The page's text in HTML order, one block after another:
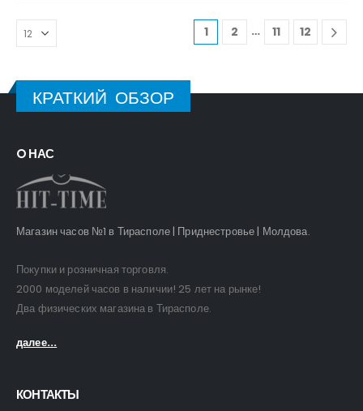
1 2 … 11 12
КРАТКИЙ ОБЗОР
O НАС
Магазин часов №1 в Тирасполе | Приднестровье | Молдова.
Покупки и розничная торговля.
2000 моделей часов в наличии! 25 лет на рынке!
Два физических магазина в Тирасполе.
далее...
КОНТАКТЫ